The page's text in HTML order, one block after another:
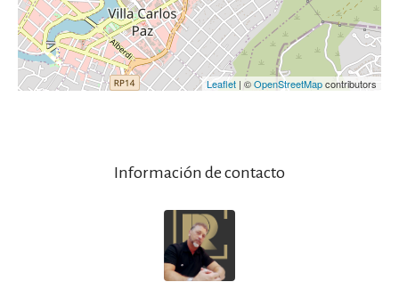
Leaflet | ©OpenStreetMapcontributors
Información de contacto